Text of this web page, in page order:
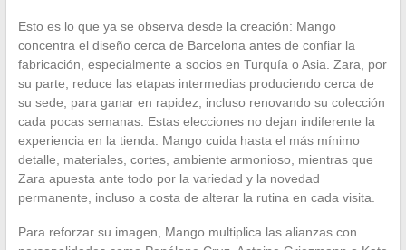
Esto es lo que ya se observa desde la creación: Mango
concentra el diseño cerca de Barcelona antes de confiar la
fabricación, especialmente a socios en Turquía o Asia. Zara, por
su parte, reduce las etapas intermedias produciendo cerca de
su sede, para ganar en rapidez, incluso renovando su colección
cada pocas semanas. Estas elecciones no dejan indiferente la
experiencia en la tienda: Mango cuida hasta el más mínimo
detalle, materiales, cortes, ambiente armonioso, mientras que
Zara apuesta ante todo por la variedad y la novedad
permanente, incluso a costa de alterar la rutina en cada visita.
Para reforzar su imagen, Mango multiplica las alianzas con